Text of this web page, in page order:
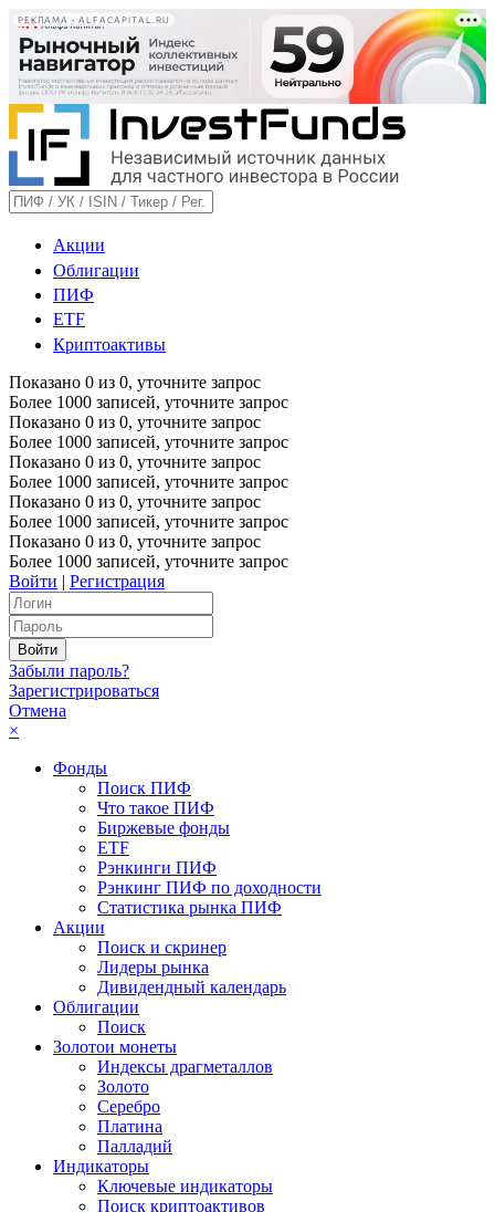
РЕКЛАМА • ALFACAPITAL.RU
Акции
Облигации
ПИФ
ETF
Криптоактивы
Показано 0 из 0, уточните запрос
Более 1000 записей, уточните запрос
Показано 0 из 0, уточните запрос
Более 1000 записей, уточните запрос
Показано 0 из 0, уточните запрос
Более 1000 записей, уточните запрос
Показано 0 из 0, уточните запрос
Более 1000 записей, уточните запрос
Показано 0 из 0, уточните запрос
Более 1000 записей, уточните запрос
Войти | Регистрация
Забыли пароль?
Зарегистрироваться
Отмена
×
Фонды
Поиск ПИФ
Что такое ПИФ
Биржевые фонды
ETF
Рэнкинги ПИФ
Рэнкинг ПИФ по доходности
Статистика рынка ПИФ
Акции
Поиск и скринер
Лидеры рынка
Дивидендный календарь
Облигации
Поиск
Золотои монеты
Индексы драгметаллов
Золото
Серебро
Платина
Палладий
Индикаторы
Ключевые индикаторы
Поиск криптоактивов